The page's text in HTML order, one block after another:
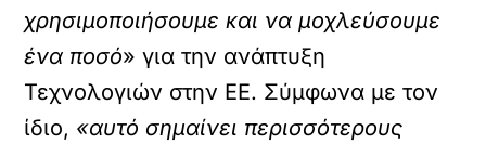
χρησιμοποιήσουμε και να μοχλεύσουμε
ένα ποσό» για την ανάπτυξη
Τεχνολογιών στην ΕΕ. Σύμφωνα με τον
ίδιο, «αυτό σημαίνει περισσότερους